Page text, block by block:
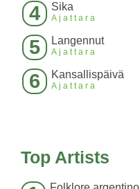
4 Sika
Ajattara
5 Langennut
Ajattara
6 Kansallispäivä
Ajattara
Top Artists